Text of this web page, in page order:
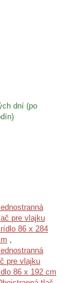
dní (po
pre vlajku
86 x 284
pre vlajku
86 x 192 cm